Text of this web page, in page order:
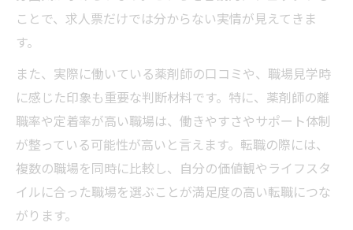
ことで、求人票だけでは分からない実情が見えてきま
す。
また、実際に働いている薬剤師の口コミや、職場見学時
に感じた印象も重要な判断材料です。特に、薬剤師の離
職率や定着率が高い職場は、働きやすさやサポート体制
が整っている可能性が高いと言えます。転職の際には、
複数の職場を同時に比較し、自分の価値観やライフスタ
イルに合った職場を選ぶことが満足度の高い転職につな
がります。